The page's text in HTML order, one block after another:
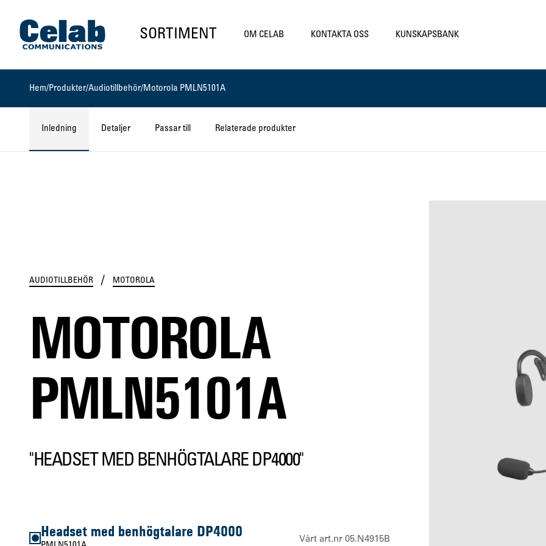
Gå till startsidan
SORTIMENT OM CELAB KONTAKTA OSS KUNSKAPSBANK
Hem/Produkter/Audiotillbehör/ Motorola PMLN5101A
Inledning Detaljer Passar till Relaterade produkter
AUDIOTILLBEHÖR / MOTOROLA
MOTOROLA
PMLN5101A
"HEADSET MED BENHÖGTALARE DP4000"
Headset med benhögtalare DP4000 Vårt art.nr 05.N4915B